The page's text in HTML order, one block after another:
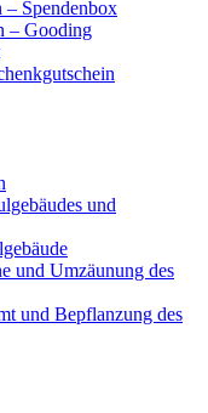
– Spendenbox
– Gooding
und
und Umzäunung des
und Bepflanzung des